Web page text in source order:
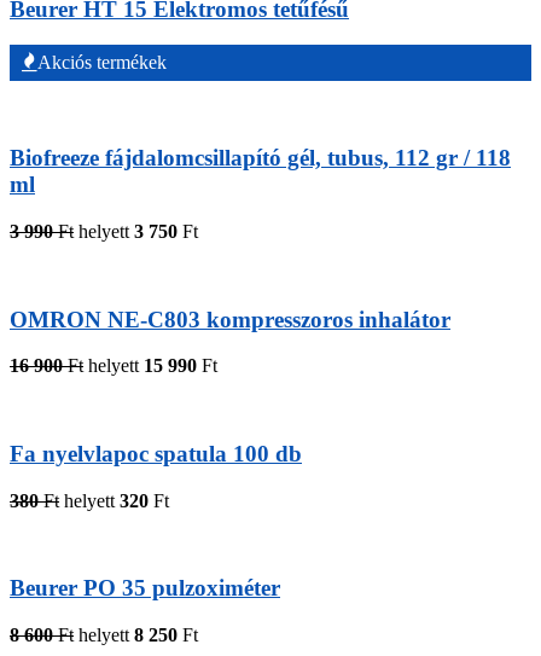
Beurer HT 15 Elektromos tetűfésű
Akciós termékek
Biofreeze fájdalomcsillapító gél, tubus, 112 gr / 118
ml
3 990 Ft helyett 3 750 Ft
OMRON NE-C803 kompresszoros inhalátor
16 900 Ft helyett 15 990 Ft
Fa nyelvlapoc spatula 100 db
380 Ft helyett 320 Ft
Beurer PO 35 pulzoximéter
8 600 Ft helyett 8 250 Ft